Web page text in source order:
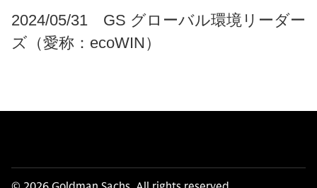
2024/05/31 GS グローバル環境リーダー
ズ（愛称：ecoWIN）